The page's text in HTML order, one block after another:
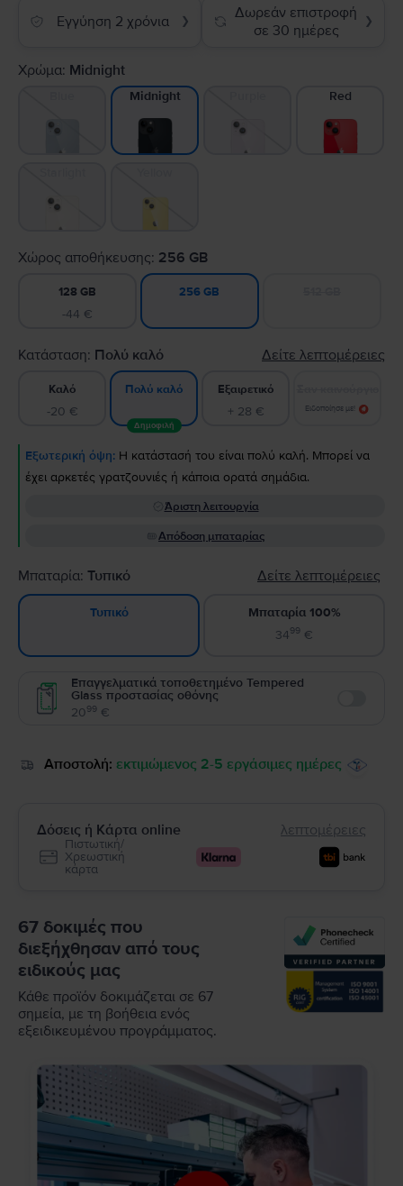
Εγγύηση 2 χρόνια ❯
Δωρεάν επιστροφή
σε 30 ημέρες
❯
Χρώμα: Midnight
Midnight Red
Χώρος αποθήκευσης: 256 GB
128 GB
-44 €
256 GB
Κατάσταση: Πολύ καλό Δείτε λεπτομέρειες
Καλό
-20 €
Πολύ καλό
Δημοφιλή
Εξαιρετικό
+ 28 € Ειδοποίησε με!
Εξωτερική όψη: Η κατάστασή του είναι πολύ καλή. Μπορεί να
έχει αρκετές γρατζουνιές ή κάποια ορατά σημάδια.
Άριστη λειτουργία
Απόδοση μπαταρίας
Μπαταρία: Τυπικό Δείτε λεπτομέρειες
Τυπικό
Μπαταρία 100%
3499 €
Επαγγελματικά τοποθετημένο Tempered
Glass προστασίας οθόνης
2099 €
Αποστολή: εκτιμώμενος 2-5 εργάσιμες ημέρες
Δόσεις ή Κάρτα online λεπτομέρειες
Πιστωτική/
Χρεωστική
κάρτα
67 δοκιμές που
διεξήχθησαν από τους
ειδικούς μας
Κάθε προϊόν δοκιμάζεται σε 67
σημεία, με τη βοήθεια ενός
εξειδικευμένου προγράμματος.